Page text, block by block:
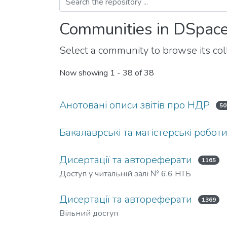
Communities in
Select a community to browse its
Now showing 1 - 38 of 38
Анотовані описи звітів про НДР
Бакалаврські та магістерські роботи
Дисертації та автореферати 1165
Доступ у читальній залі № 6.6 НТБ
Дисертації та автореферати 1369
Вільний доступ